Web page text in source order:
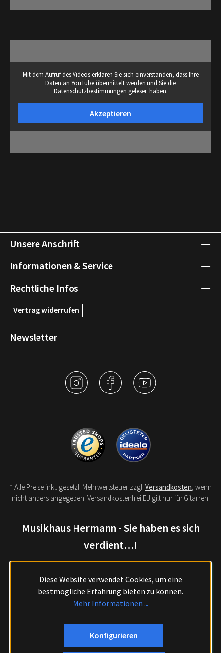
Mit dem Aufruf des Videos erklären Sie sich einverstanden, dass Ihre
Daten an YouTube übermittelt werden und Sie die
Datenschutzbestimmungen gelesen haben.
Akzeptieren
Unsere Anschrift
Informationen & Service
Rechtliche Infos
Vertrag widerrufen
Newsletter
* Alle Preise inkl. gesetzl. Mehrwertsteuer zzgl. Versandkosten, wenn
nicht anders angegeben. Versandkostenfrei EU gilt nur für Gitarren.
Musikhaus Hermann - Sie haben es sich
verdient…!
Diese Website verwendet Cookies, um eine
bestmögliche Erfahrung bieten zu können.
Mehr Informationen ...
Konfigurieren